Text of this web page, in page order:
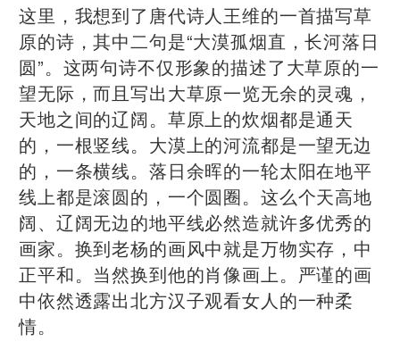
这里，我想到了唐代诗人王维的一首描写草
原的诗，其中二句是“大漠孤烟直，长河落日
圆”。这两句诗不仅形象的描述了大草原的一
望无际，而且写出大草原一览无余的灵魂，
天地之间的辽阔。草原上的炊烟都是通天
的，一根竖线。大漠上的河流都是一望无边
的，一条横线。落日余晖的一轮太阳在地平
线上都是滚圆的，一个圆圈。这么个天高地
阔、辽阔无边的地平线必然造就许多优秀的
画家。换到老杨的画风中就是万物实存，中
正平和。当然换到他的肖像画上。严谨的画
中依然透露出北方汉子观看女人的一种柔
情。